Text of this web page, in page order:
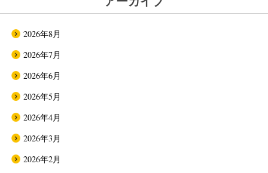
2026年8月
2026年7月
2026年6月
2026年5月
2026年4月
2026年3月
2026年2月